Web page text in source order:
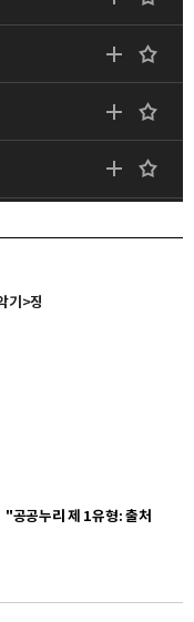
기>징
"공공누리 제 1유형: 출처